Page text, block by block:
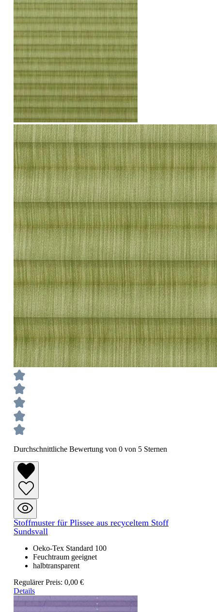
Durchschnittliche Bewertung von 0 von 5 Sternen
Stoffmuster für Plissee aus recyceltem Stoff
Sundsvall
Oeko-Tex Standard 100
Feuchtraum geeignet
halbtransparent
Regulärer Preis: 0,00 €
Details